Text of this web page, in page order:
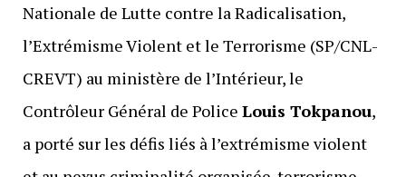
Nationale de Lutte contre la Radicalisation,
l’Extrémisme Violent et le Terrorisme (SP/CNL-
CREVT) au ministère de l’Intérieur, le
Contrôleur Général de Police Louis Tokpanou,
a porté sur les défis liés à l’extrémisme violent